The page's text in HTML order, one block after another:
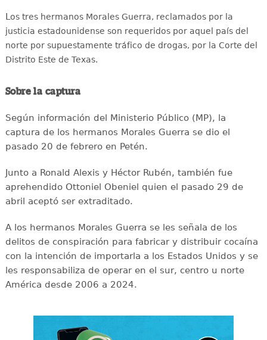
Los tres hermanos Morales Guerra, reclamados por la
justicia estadounidense son requeridos por aquel país del
norte por supuestamente tráfico de drogas, por la Corte del
Distrito Este de Texas.
Sobre la captura
Según información del Ministerio Público (MP), la
captura de los hermanos Morales Guerra se dio el
pasado 20 de febrero en Petén.
Junto a Ronald Alexis y Héctor Rubén, también fue
aprehendido Ottoniel Obeniel quien el pasado 29 de
abril aceptó ser extraditado.
A los hermanos Morales Guerra se les señala de los
delitos de conspiración para fabricar y distribuir cocaína
con la intención de importarla a los Estados Unidos y se
les responsabiliza de operar en el sur, centro u norte
América desde 2006 a 2024.